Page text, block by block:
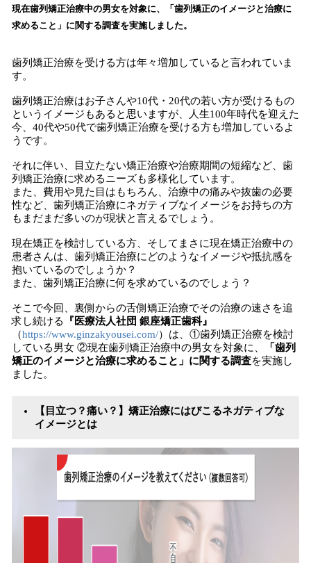
数
を
込
み
中
で
現在歯列矯正治療中の男女を対象に、「歯列矯正のイメージと治療に
求めること」に関する調査を実施しました。
歯列矯正治療を受ける方は年々増加していると言われていま
す。
歯列矯正治療はお子さんや10代・20代の若い方が受けるもの
というイメージもあると思いますが、人生100年時代を迎えた
今、40代や50代で歯列矯正治療を受ける方も増加しているよ
うです。
それに伴い、目立たない矯正治療や治療期間の短縮など、歯
列矯正治療に求めるニーズも多様化しています。
また、費用や見た目はもちろん、治療中の痛みや抜歯の必要
性など、歯列矯正治療にネガティブなイメージをお持ちの方
もまだまだ多いのが現状と言えるでしょう。
現在矯正を検討している方、そしてまさに現在矯正治療中の
患者さんは、歯列矯正治療にどのようなイメージや抵抗感を
抱いているのでしょうか？
また、歯列矯正治療に何を求めているのでしょう？
そこで今回、裏側からの舌側矯正治療でその治療の速さを追
求し続ける
『医療法人社団 銀座矯正歯科』
（https://www.ginzakyousei.com/）は、①歯列矯正治療を検討
している男女 ②現在歯列矯正治療中の男女を対象に、
「歯列
矯正のイメージと治療に求めること」に関する調査を実施し
ました。
【目立つ？痛い？】矯正治療にはびこるネガティブな
イメージとは